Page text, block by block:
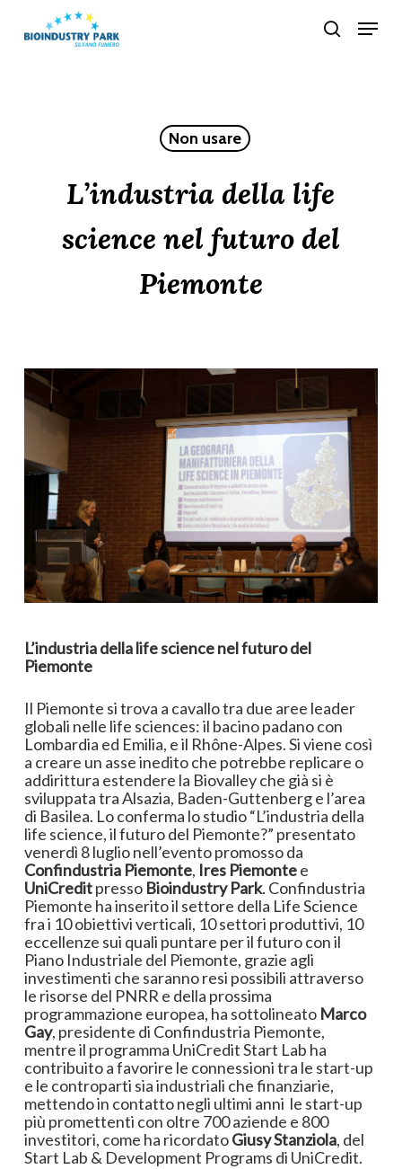
search
Menu
Non usare
L’industria della life
science nel futuro del
Piemonte
L’industria della life science nel futuro del
Piemonte
Il Piemonte si trova a cavallo tra due aree leader
globali nelle life sciences: il bacino padano con
Lombardia ed Emilia, e il Rhône-Alpes. Si viene così
a creare un asse inedito che potrebbe replicare o
addirittura estendere la Biovalley che già si è
sviluppata tra Alsazia, Baden-Guttenberg e l’area
di Basilea. Lo conferma lo studio “L’industria della
life science, il futuro del Piemonte?” presentato
venerdì 8 luglio nell’evento promosso da
Confindustria Piemonte, Ires Piemontee
UniCreditpresso Bioindustry Park. Confindustria
Piemonte ha inserito il settore della Life Science
fra i 10 obiettivi verticali, 10 settori produttivi, 10
eccellenze sui quali puntare per il futuro con il
Piano Industriale del Piemonte, grazie agli
investimenti che saranno resi possibili attraverso
le risorse del PNRR e della prossima
programmazione europea, ha sottolineatoMarco
Gay, presidente di Confindustria Piemonte,
mentre il programma UniCredit Start Lab ha
contribuito a favorire le connessioni tra le start-up
e le controparti sia industriali che finanziarie,
mettendo in contatto negli ultimi anni le start-up
più promettenti con oltre 700 aziende e 800
investitori, come ha ricordatoGiusy Stanziola, del
Start Lab & Development Programs di UniCredit.